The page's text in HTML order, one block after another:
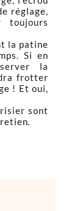
réglage,
toujours
la patine
Si en
la
frotter
! Et oui,
sont